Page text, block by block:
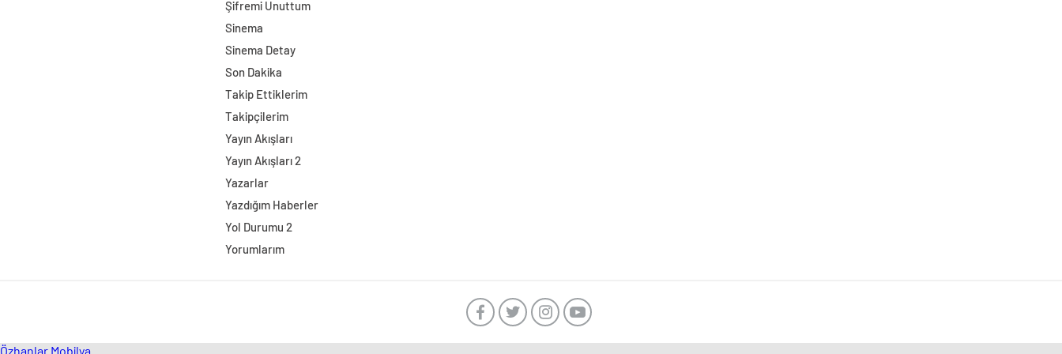
Şifremi Unuttum
Sinema
Sinema Detay
Son Dakika
Takip Ettiklerim
Takipçilerim
Yayın Akışları
Yayın Akışları 2
Yazarlar
Yazdığım Haberler
Yol Durumu 2
Yorumlarım
Özhanlar Mobilya